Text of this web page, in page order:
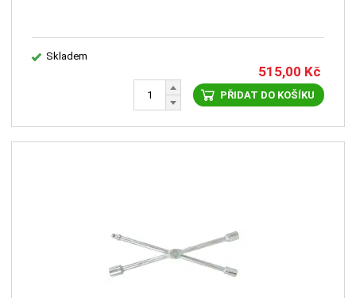
Skladem
515,00 Kč
PŘIDAT DO KOŠÍKU